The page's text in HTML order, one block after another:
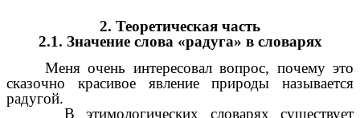
2. Теоретическая часть
2.1. Значение слова «радуга» в словарях
Меня очень интересовал вопрос, почему это
сказочно красивое явление природы называется
радугой.
В этимологических словарях существует